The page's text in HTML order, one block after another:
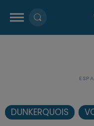
DUNKERQUOIS